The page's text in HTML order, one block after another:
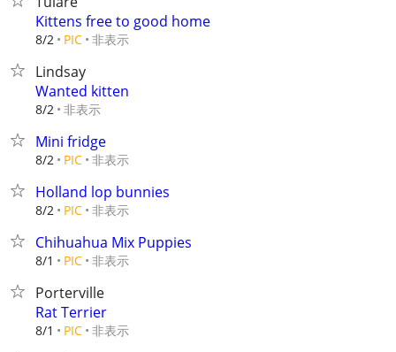
Kittens free to good home
8/2 PIC 非表示
Lindsay
Wanted kitten
8/2 非表示
Mini fridge
8/2 PIC 非表示
Holland lop bunnies
8/2 PIC 非表示
Chihuahua Mix Puppies
8/1 PIC 非表示
Porterville
Rat Terrier
8/1 PIC 非表示